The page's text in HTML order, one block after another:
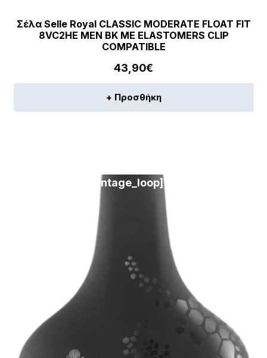
Σέλα Selle Royal CLASSIC MODERATE FLOAT FIT
8VC2HE MEN BK ΜΕ ELASTOMERS CLIP
COMPATIBLE
43,90€
+ Προσθήκη
[discount_percentage_loop]